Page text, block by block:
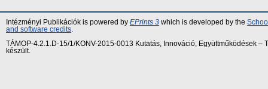
Intézményi Publikációk is powered by EPrints 3 which is developed by the
and software credits
TÁMOP-4.2.1.D-15/1/KONV-2015-0013 Kutatás, Innováció, Együttműködések
készült.